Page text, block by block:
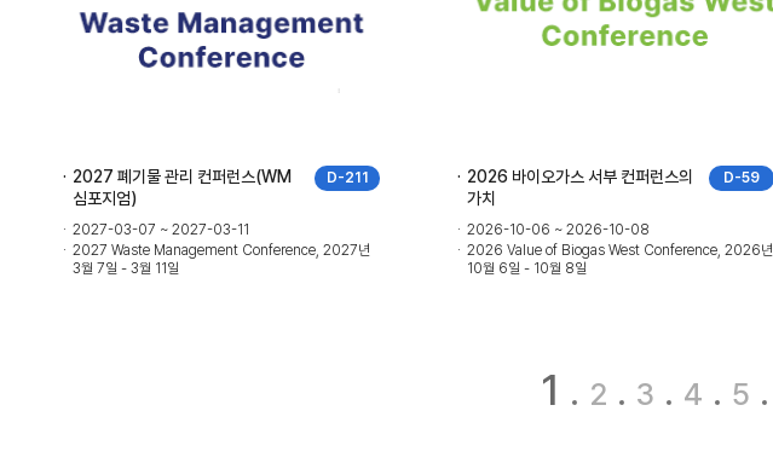
D-211
2027 폐기물 관리 컨퍼런스(WM
심포지엄)
2027-03-07 ~ 2027-03-11
2027 Waste Management Conference, 2027년
3월 7일 - 3월 11일
D-59
2026 바이오가스 서부 컨퍼런스의
가치
2026-10-06 ~ 2026-10-08
2026 Value of Biogas West Conference, 2026년
10월 6일 - 10월 8일
1 2 3 4 5